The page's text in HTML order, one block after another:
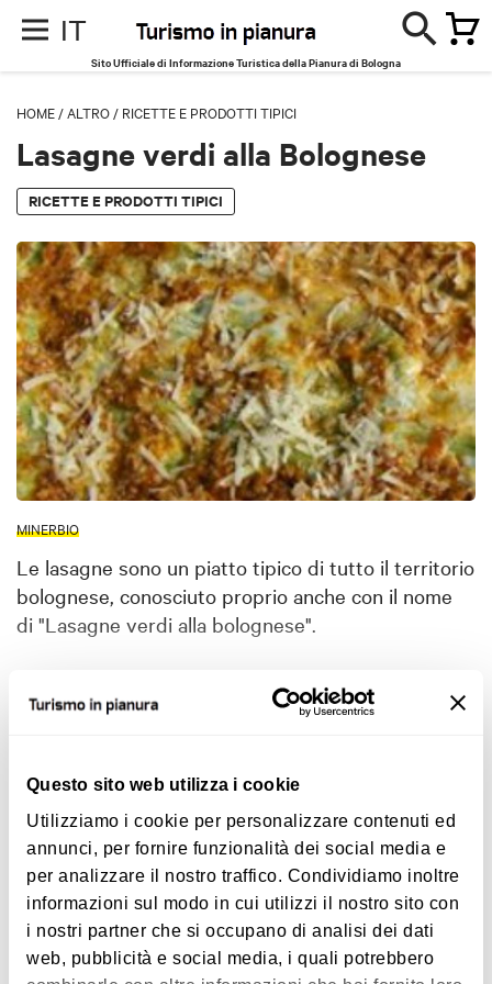
Questo sito web utilizza i cookie
Utilizziamo i cookie per personalizzare contenuti ed
annunci, per fornire funzionalità dei social media e
per analizzare il nostro traffico. Condividiamo inoltre
informazioni sul modo in cui utilizzi il nostro sito con
i nostri partner che si occupano di analisi dei dati
web, pubblicità e social media, i quali potrebbero
IT
Sito Ufficiale di Informazione Turistica della Pianura di Bologna
HOME /ALTRO / RICETTE E PRODOTTI TIPICI
Lasagne verdi alla Bolognese
RICETTE E PRODOTTI TIPICI
MINERBIO
Le lasagne sono un piatto tipico di tutto il territorio
bolognese, conosciuto proprio anche con il nome
di "Lasagne verdi alla bolognese".
A seconda di chi le cucina, si possono avere
versione della ricetta qui riportata è quella di una
farmacista di Minerbio, Anna Tugnoli Bertuzzi, ed è
stata raccolta da Maurizio Garuti per il libroDonne
e ricette della prateria bolognese(edizioni Artiere,
Bologna, 2000).
Ingredienti per la pasta:
Interessi
Enogastronomia